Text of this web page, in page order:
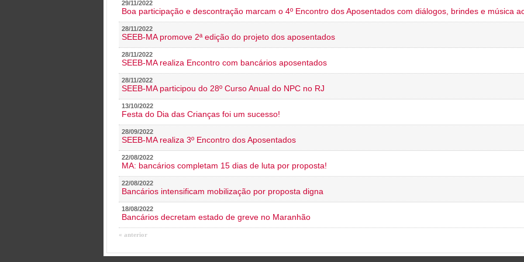
29/11/2022
Boa participação e descontração marcam o 4º Encontro dos Aposentados com diálogos, brindes e música
28/11/2022
SEEB-MA promove 2ª edição do projeto dos aposentados
28/11/2022
SEEB-MA realiza Encontro com bancários aposentados
28/11/2022
SEEB-MA participou do 28º Curso Anual do NPC no RJ
13/10/2022
Festa do Dia das Crianças foi um sucesso!
28/09/2022
SEEB-MA realiza 3º Encontro dos Aposentados
22/08/2022
MA: bancários completam 15 dias de luta por proposta!
22/08/2022
Bancários intensificam mobilização por proposta digna
18/08/2022
Bancários decretam estado de greve no Maranhão
« anterior